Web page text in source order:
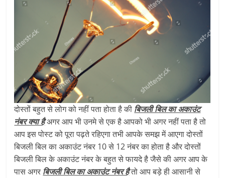
दोस्तों बहुत से लोग को नहीं पता होता है की बिजली बिल का अकाउंट
नंबर क्या हैअगर आप भी उनमे से एक है आपको भी अगर नहीं पता है तो
आप इस पोस्ट को पूरा पढ़ते रहिएगा तभी आपके समझ में आएगा दोस्तों
बिजली बिल का अकाउंट नंबर 10 से 12 नंबर का होता है और दोस्तों
बिजली बिल के अकाउंट नंबर के बहुत से फायदे है जैसे की अगर आप के
पास अगर बिजली बिल का अकाउंट नंबर हैतो आप बड़े ही आसानी से